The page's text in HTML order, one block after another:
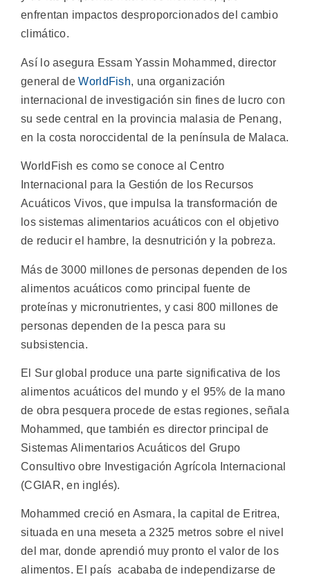
enfrentan impactos desproporcionados del cambio
climático.
Así lo asegura Essam Yassin Mohammed, director
general deWorldFish, una organización
internacional de investigación sin fines de lucro con
su sede central en la provincia malasia de Penang,
en la costa noroccidental de la península de Malaca.
WorldFish es como se conoce al Centro
Internacional para la Gestión de los Recursos
Acuáticos Vivos, que impulsa la transformación de
los sistemas alimentarios acuáticos con el objetivo
de reducir el hambre, la desnutrición y la pobreza.
Más de 3000 millones de personas dependen de los
alimentos acuáticos como principal fuente de
proteínas y micronutrientes, y casi 800 millones de
personas dependen de la pesca para su
subsistencia.
El Sur global produce una parte significativa de los
alimentos acuáticos del mundo y el 95% de la mano
de obra pesquera procede de estas regiones, señala
Mohammed, que también es director principal de
Sistemas Alimentarios Acuáticos del Grupo
Consultivo obre Investigación Agrícola Internacional
(CGIAR, en inglés).
Mohammed creció en Asmara, la capital de Eritrea,
situada en una meseta a 2325 metros sobre el nivel
del mar, donde aprendió muy pronto el valor de los
alimentos. El país acababa de independizarse de